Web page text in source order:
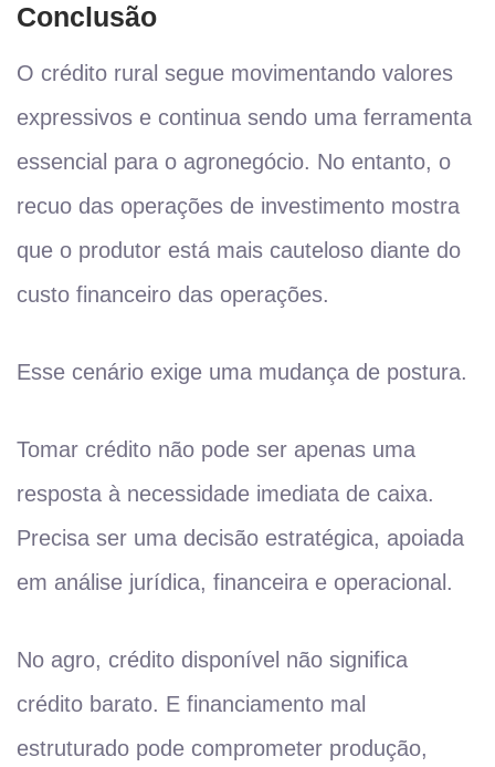
Conclusão
O crédito rural segue movimentando valores
expressivos e continua sendo uma ferramenta
essencial para o agronegócio. No entanto, o
recuo das operações de investimento mostra
que o produtor está mais cauteloso diante do
custo financeiro das operações.
Esse cenário exige uma mudança de postura.
Tomar crédito não pode ser apenas uma
resposta à necessidade imediata de caixa.
Precisa ser uma decisão estratégica, apoiada
em análise jurídica, financeira e operacional.
No agro, crédito disponível não significa
crédito barato. E financiamento mal
estruturado pode comprometer produção,